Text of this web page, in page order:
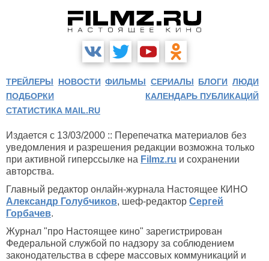
ТРЕЙЛЕРЫ НОВОСТИ ФИЛЬМЫ СЕРИАЛЫ БЛОГИ ЛЮДИ
ПОДБОРКИ
КАЛЕНДАРЬ ПУБЛИКАЦИЙ
СТАТИСТИКА MAIL.RU
Издается с 13/03/2000 :: Перепечатка материалов без
уведомления и разрешения редакции возможна только
при активной гиперссылке на Filmz.ru и сохранении
авторства.
Главный редактор онлайн-журнала Настоящее КИНО
Александр Голубчиков, шеф-редактор Сергей
Горбачев.
Журнал "про Настоящее кино" зарегистрирован
Федеральной службой по надзору за соблюдением
законодательства в сфере массовых коммуникаций и